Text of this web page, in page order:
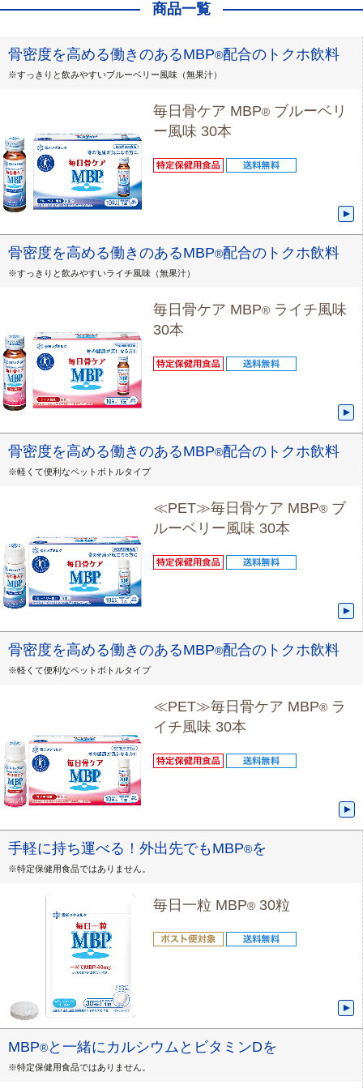
商品一覧
骨密度を高める働きのあるMBP®配合のトクホ飲料
※すっきりと飲みやすいブルーベリー風味（無果汁）
毎日骨ケア MBP®ブルーベリ
ー風味 30本
骨密度を高める働きのあるMBP®配合のトクホ飲料
※すっきりと飲みやすいライチ風味（無果汁）
毎日骨ケア MBP®ライチ風味
30本
骨密度を高める働きのあるMBP®配合のトクホ飲料
※軽くて便利なペットボトルタイプ
≪PET≫毎日骨ケア MBP®ブ
ルーベリー風味 30本
骨密度を高める働きのあるMBP®配合のトクホ飲料
※軽くて便利なペットボトルタイプ
≪PET≫毎日骨ケア MBP® ラ
イチ風味 30本
手軽に持ち運べる！外出先でもMBP®を
※特定保健用食品ではありません。
毎日一粒 MBP®30粒
MBP®と一緒にカルシウムとビタミンDを
※特定保健用食品ではありません。